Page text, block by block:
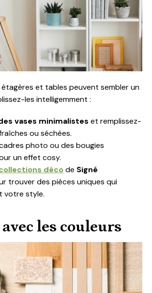
étagères et tables peuvent sembler un
les intelligemment :
vases minimalistes et remplissez-
ou séchées.
photo ou des bougies
un effet cosy.
déco de Signé
trouver des pièces uniques qui
votre style.
avec les couleurs